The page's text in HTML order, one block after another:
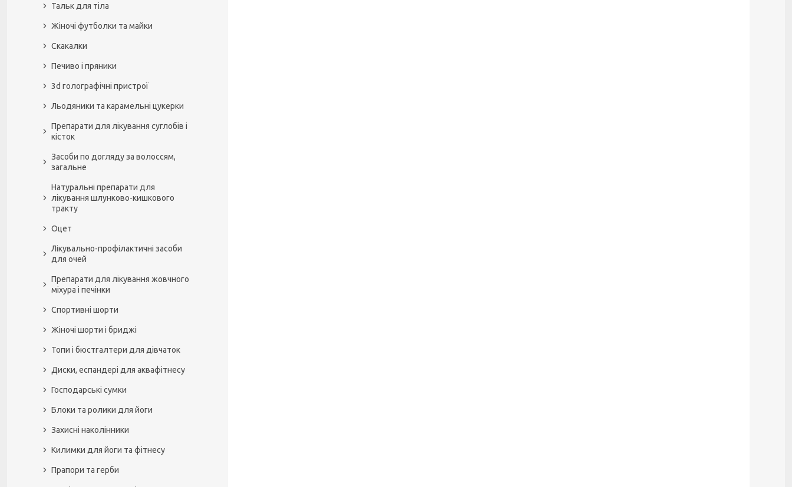
Тальк для тіла
Жіночі футболки та майки
Скакалки
Печиво і пряники
3d голографічні пристрої
Льодяники та карамельні цукерки
Препарати для лікування суглобів і
кісток
Засоби по догляду за волоссям,
загальне
Натуральні препарати для
лікування шлунково-кишкового
тракту
Оцет
Лікувально-профілактичні засоби
для очей
Препарати для лікування жовчного
міхура і печінки
Спортивні шорти
Жіночі шорти і бриджі
Топи і бюстгалтери для дівчаток
Диски, еспандері для аквафітнесу
Господарські сумки
Блоки та ролики для йоги
Захисні наколінники
Килимки для йоги та фітнесу
Прапори та герби